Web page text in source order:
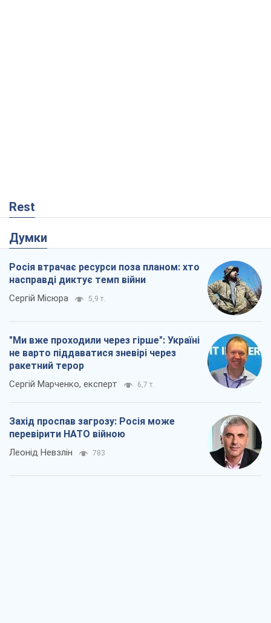
Rest
Думки
Росія втрачає ресурси поза планом: хто
насправді диктує темп війни
Сергій Місюра 5,9 т.
"Ми вже проходили через гірше": Україні
не варто піддаватися зневірі через
ракетний терор
Сергій Марченко, експерт 6,7 т.
Захід проспав загрозу: Росія може
перевірити НАТО війною
Леонід Невзлін 783